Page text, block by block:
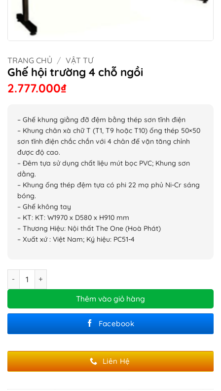
TRANG CHỦ / VẬT TƯ
Ghế hội trường 4 chỗ ngồi
2.777.000₫
– Ghế khung giằng đỡ đệm bằng thép sơn tĩnh điện
– Khung chân xà chữ T (T1, T9 hoặc T10) ống thép 50×50
sơn tĩnh điện chắc chắn với 4 chân đế vặn tăng chỉnh
được độ cao.
– Đêm tựa sử dụng chất liệu mút bọc PVC; Khung sơn
dằng.
– Khung ống thép đệm tựa có phi 22 mạ phủ Ni-Cr sáng
bóng.
– Ghế không tay
– KT: KT: W1970 x D580 x H910 mm
– Thương Hiệu: Nội thất The One (Hoà Phát)
– Xuất xứ : Việt Nam; Ký hiệu: PC51-4
Thêm vào giỏ hàng
Facebook
Liên Hệ